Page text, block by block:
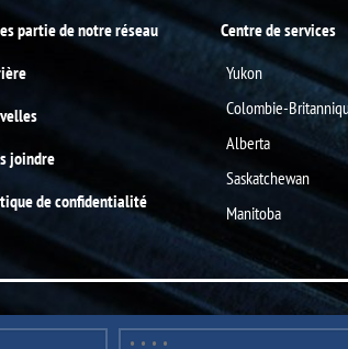
partie de notre réseau
joindre
de confidentialité
Centre de services
Yukon
Colombie-
Alberta
Saskatchewan
Manitoba